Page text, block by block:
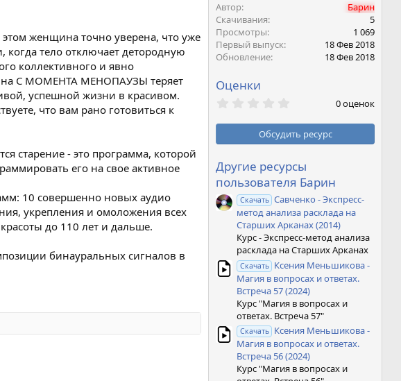
женщина точно уверена, что уже
когда тело отключает детородную
коллективного и явно
С МОМЕНТА МЕНОПАУЗЫ теряет
успешной жизни в красивом.
что вам рано готовиться к
старение - это программа, которой
его на свое активное
10 совершенно новых аудио
укрепления и омоложения всех
до 110 лет и дальше.
бинауральных сигналов в
Автор
Барин
Скачивания
5
Просмотры
1 069
Первый выпуск
18 Фев 2018
Обновление
18 Фев 2018
Оценки
0
0
з
ё
з
д
0 оценок
Обсудить ресурс
Другие ресурсы
пользователя Барин
Скачать Савченко - Экспресс-
метод анализа расклада на
Старших Арканах (2014)
Курс - Экспресс-метод анализа
расклада на Старших Арканах
Скачать Ксения Меньшикова -
Магия в вопросах и ответах.
Встреча 57 (2024)
Курс "Магия в вопросах и
ответах. Встреча 57"
Скачать Ксения Меньшикова -
Магия в вопросах и ответах.
Встреча 56 (2024)
Курс "Магия в вопросах и